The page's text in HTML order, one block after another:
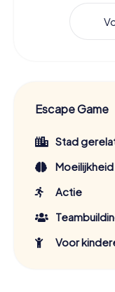
Escape Game
Stad
Moeilijkheid
Actie
Voor